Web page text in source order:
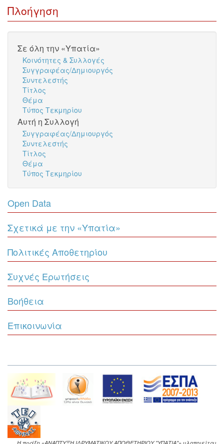
Πλοήγηση
Σε όλη την «Υπατία»
Κοινότητες & Συλλογές
Συγγραφέας/Δημιουργός
Συντελεστής
Τίτλος
Θέμα
Τύπος Τεκμηρίου
Αυτή η Συλλογή
Συγγραφέας/Δημιουργός
Συντελεστής
Τίτλος
Θέμα
Τύπος Τεκμηρίου
Open Data
Σχετικά με την «Υπατία»
Πολιτικές Αποθετηρίου
Συχνές Ερωτήσεις
Βοήθεια
Επικοινωνία